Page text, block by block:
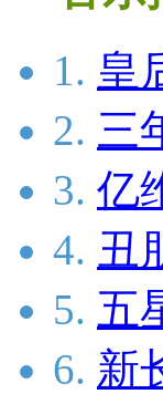
1. 皇
2. 三
3. 亿
4. 丑
5. 五
6. 新